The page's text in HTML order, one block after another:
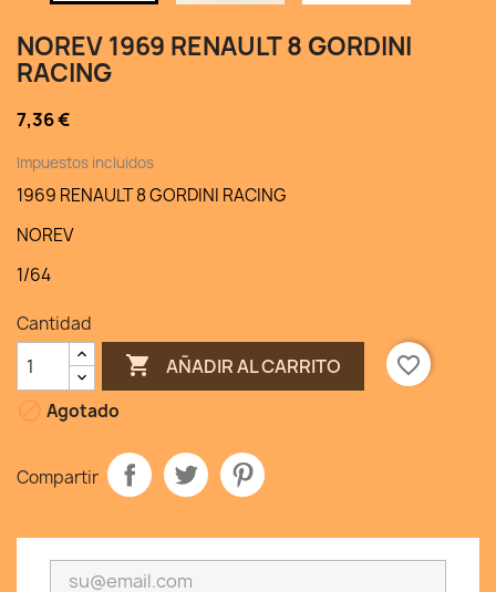
NOREV 1969 RENAULT 8 GORDINI
RACING
7,36 €
Impuestos incluidos
1969 RENAULT 8 GORDINI RACING
NOREV
1/64
Cantidad
 AÑADIR AL CARRITO
favorite_border
Agotado
Compartir